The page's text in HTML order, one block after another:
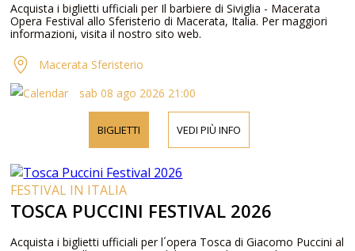
Acquista i biglietti ufficiali per Il barbiere di Siviglia - Macerata
Opera Festival allo Sferisterio di Macerata, Italia. Per maggiori
informazioni, visita il nostro sito web.
Macerata Sferisterio
sab 08 ago 2026 21:00
BIGLIETTI VEDI PIÙ INFO
FESTIVAL IN ITALIA
TOSCA PUCCINI FESTIVAL 2026
Acquista i biglietti ufficiali per l´opera Tosca di Giacomo Puccini al